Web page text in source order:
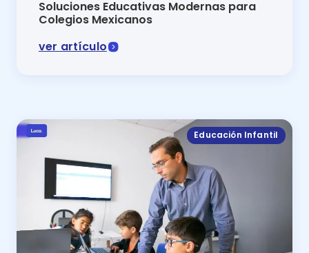
Soluciones Educativas Modernas para
Colegios Mexicanos
ver artículo
Educación Infantil